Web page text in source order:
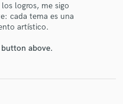
logros, me sigo
cada tema es una
artístico.
above.